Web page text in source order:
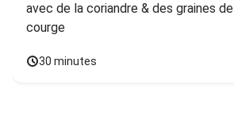
avec de la coriandre & des graines de
courge
30 minutes